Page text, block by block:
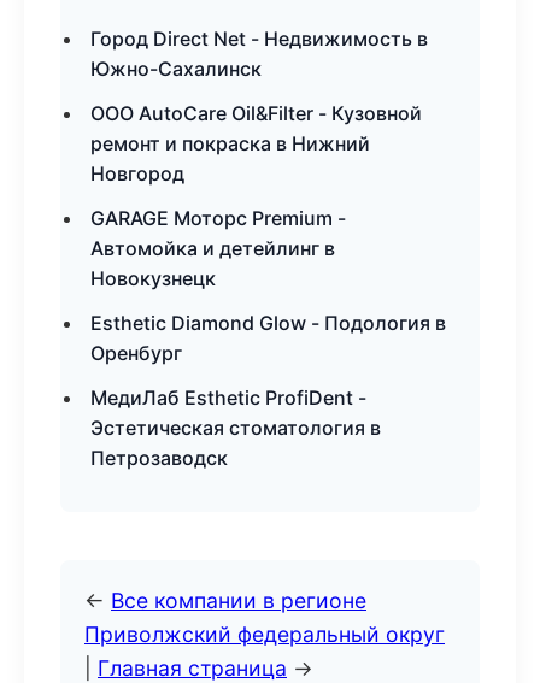
Город Direct Net - Недвижимость в
Южно-Сахалинск
ООО AutoCare Oil&Filter - Кузовной
ремонт и покраска в Нижний
Новгород
GARAGE Моторс Premium -
Автомойка и детейлинг в
Новокузнецк
Esthetic Diamond Glow - Подология в
Оренбург
МедиЛаб Esthetic ProfiDent -
Эстетическая стоматология в
Петрозаводск
← Все компании в регионе
Приволжский федеральный округ
Главная страница →